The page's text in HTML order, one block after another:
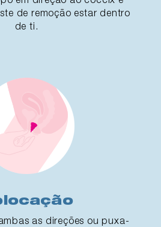
de remoção estar dentro
de ti.
as direções ou puxa-